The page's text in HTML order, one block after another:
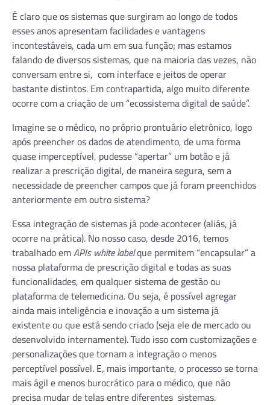
É claro que os sistemas que surgiram ao longo de todos
esses anos apresentam facilidades e vantagens
incontestáveis, cada um em sua função; mas estamos
falando de diversos sistemas, que na maioria das vezes, não
conversam entre si, com interface e jeitos de operar
bastante distintos. Em contrapartida, algo muito diferente
ocorre com a criação de um “ecossistema digital de saúde”.
Imagine se o médico, no próprio prontuário eletrônico, logo
após preencher os dados de atendimento, de uma forma
quase imperceptível, pudesse “apertar” um botão e já
realizar a prescrição digital, de maneira segura, sem a
necessidade de preencher campos que já foram preenchidos
anteriormente em outro sistema?
Essa integração de sistemas já pode acontecer (aliás, já
ocorre na prática). No nosso caso, desde 2016, temos
trabalhado emAPIs white labelque permitem “encapsular” a
nossa plataforma de prescrição digital e todas as suas
funcionalidades, em qualquer sistema de gestão ou
plataforma de telemedicina. Ou seja, é possível agregar
ainda mais inteligência e inovação a um sistema já
existente ou que está sendo criado (seja ele de mercado ou
desenvolvido internamente). Tudo isso com customizações e
personalizações que tornam a integração o menos
perceptível possível. E, mais importante, o processo se torna
mais ágil e menos burocrático para o médico, que não
precisa mudar de telas entre diferentes sistemas.